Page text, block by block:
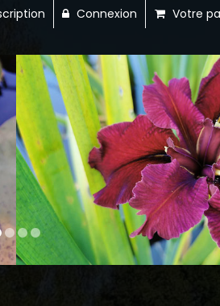
Connexion Votre